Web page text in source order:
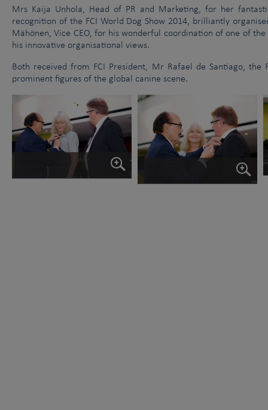
Le Comité Exécutif de la FCI et l’AKC se sont réunis à New York
La cruauté envers les chiens
Mrs Kaija Unhola, Head of PR and Marketing, for her
recognition of the FCI World Dog Show 2014, brilliantly
Mähönen, Vice CEO, for his wonderful coordination of one of
his innovative organisational views.
Both received from FCI President, Mr Rafael de Santiago,
prominent figures of the global canine scene.
© The Finnish Kennel Club